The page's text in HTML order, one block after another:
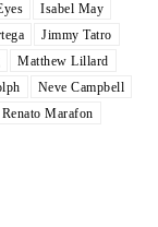
Isabel May
Jimmy Tatro
Matthew Lillard
Neve Campbell
Renato Marafon